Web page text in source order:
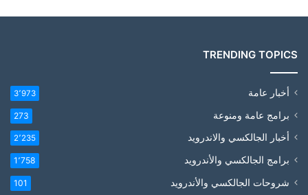
TRENDING TOPICS
أخبار عامة 3٬973
برامج عامة ومنوعة 273
أخبار الجالكسي والاندرويد 2٬235
برامج الجالكسي والأندرويد 1٬758
شروحات الجالكسي والأندرويد 101